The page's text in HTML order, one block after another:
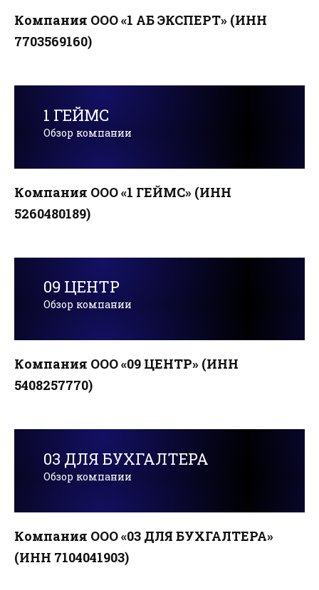
Компания ООО «1 АБ ЭКСПЕРТ» (ИНН
7703569160)
1 ГЕЙМС
Обзор компании
Компания ООО «1 ГЕЙМС» (ИНН
5260480189)
09 ЦЕНТР
Обзор компании
Компания ООО «09 ЦЕНТР» (ИНН
5408257770)
03 ДЛЯ БУХГАЛТЕРА
Обзор компании
Компания ООО «03 ДЛЯ БУХГАЛТЕРА»
(ИНН 7104041903)